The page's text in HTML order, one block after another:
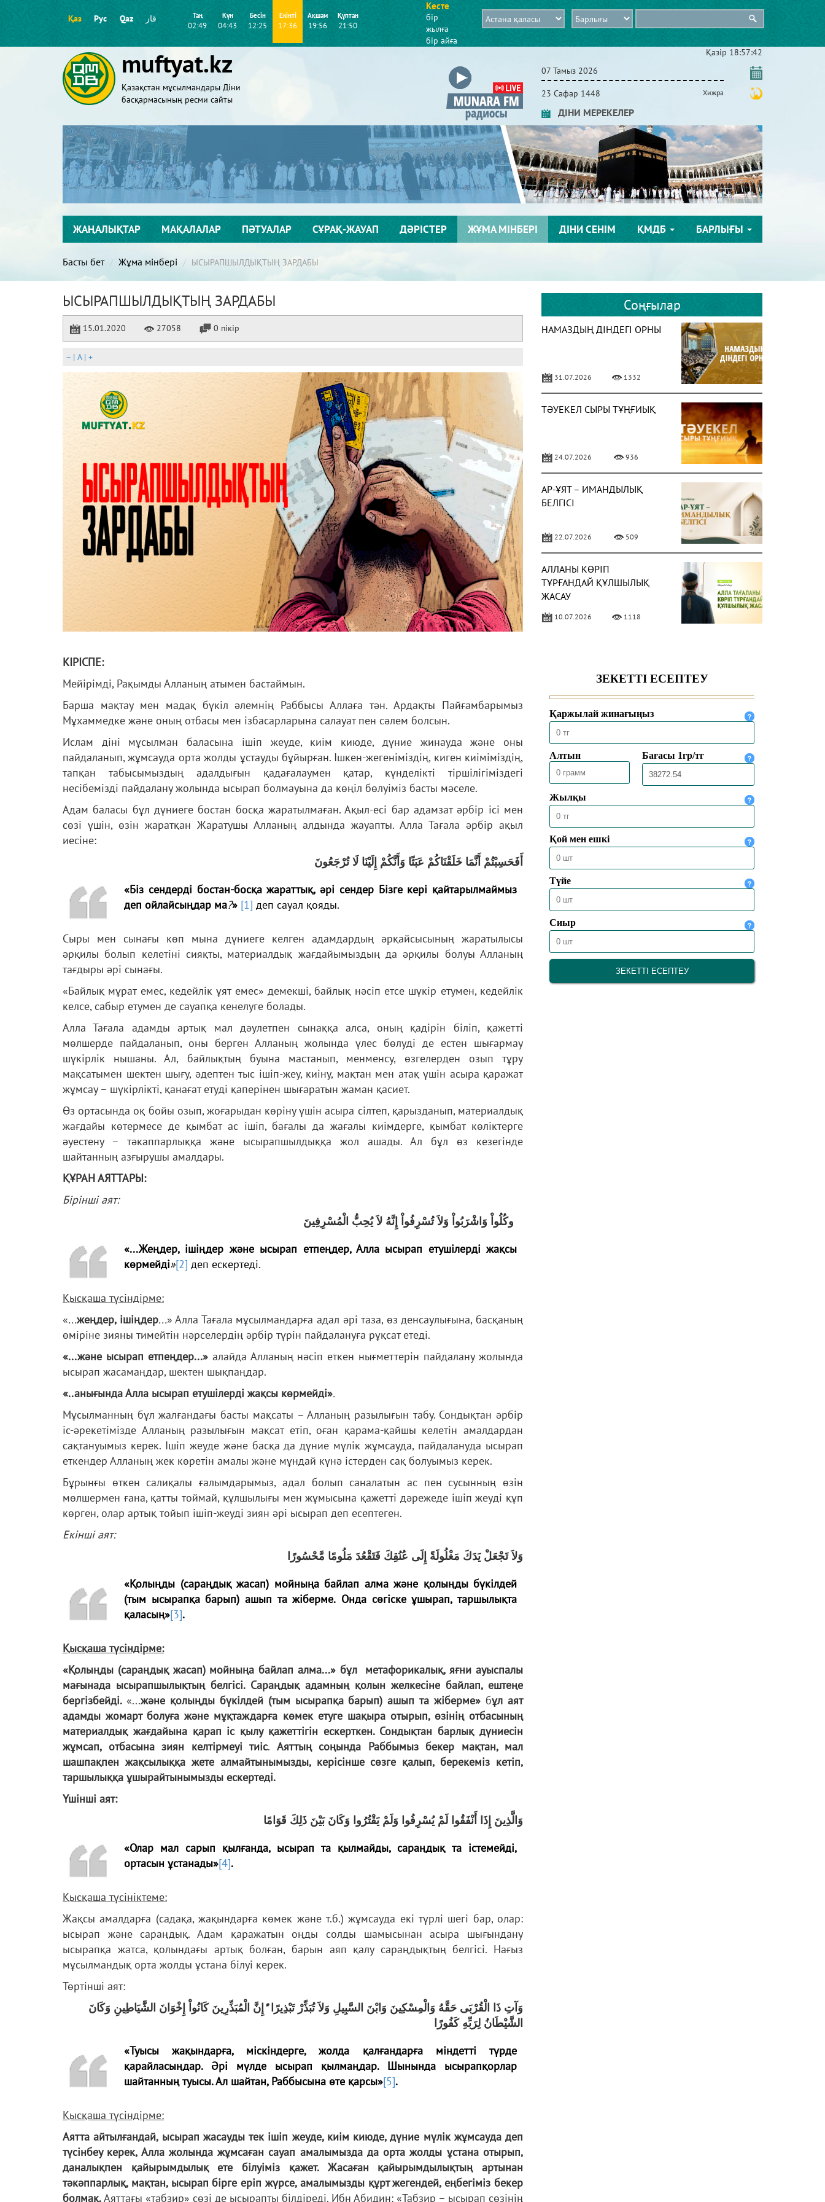
Қаз Рус Qaz قاز Таң
02:49
Күн
04:43
Бесін
12:25
Екінті
17:36
Ақшам
19:56
Құптан
21:50
Кесте
бір
жылға
бір айға
muftyat.kz
Қазақстан мұсылмандары Діни
басқармасының ресми сайты
Қазір 18:57:44
07 Тамыз 2026
23 Сафар 1448 Хижра
ДІНИ МЕРЕКЕЛЕР
ЖАҢАЛЫҚТАР МАҚАЛАЛАР ПӘТУАЛАР СҰРАҚ-ЖАУАП ДӘРІСТЕР ЖҰМА МІНБЕРІ ДІНИ СЕНІМ ҚМДБ БАРЛЫҒЫ
Басты бет Жұма мінбері ЫСЫРАПШЫЛДЫҚТЫҢ ЗАРДАБЫ
ЫСЫРАПШЫЛДЫҚТЫҢ ЗАРДАБЫ
15.01.2020 27058 0 пікір
– | A| +
КІРІСПЕ:
Мейірімді, Рақымды Алланың атымен бастаймын.
Барша мақтау мен мадақ бүкіл әлемнің Раббысы Аллаға тән. Ардақты Пайғамбарымыз
Мұхаммедке және оның отбасы мен ізбасарларына салауат пен сәлем болсын.
Ислам діні мұсылман баласына ішіп жеуде, киім киюде, дүние жинауда және оны
пайдаланып, жұмсауда орта жолды ұстауды бұйырған. Ішкен-жегеніміздің, киген киіміміздің,
тапқан табысымыздың адалдығын қадағалаумен қатар, күнделікті тіршілігіміздегі
несібемізді пайдалану жолында ысырап болмауына да көңіл бөлуіміз басты мәселе.
Адам баласы бұл дүниеге бостан босқа жаратылмаған. Ақыл-есі бар адамзат әрбір ісі мен
сөзі үшін, өзін жаратқан Жаратушы Алланың алдында жауапты. Алла Тағала әрбір ақыл
иесіне:
أَفَحَسِبْتُمْ أَنَّمَا خَلَقْنَاكُمْ عَبَثًا وَأَنَّكُمْ إِلَيْنَا لَا تُرْجَعُونَ
«Біз сендерді бостан-босқа жараттық, әрі сендер Бізге кері қайтарылмаймыз
деп ойлайсыңдар ма?» [1] деп сауал қояды.
Сыры мен сынағы көп мына дүниеге келген адамдардың әрқайсысының жаратылысы
әрқилы болып келетіні сияқты, материалдық жағдайымыздың да әрқилы болуы Алланың
тағдыры әрі сынағы.
«Байлық мұрат емес, кедейлік ұят емес» демекші, байлық нәсіп етсе шүкір етумен, кедейлік
келсе, сабыр етумен де сауапқа кенелуге болады.
Алла Тағала адамды артық мал дәулетпен сынаққа алса, оның қадірін біліп, қажетті
мөлшерде пайдаланып, оны берген Алланың жолында үлес бөлуді де естен шығармау
шүкірлік нышаны. Ал, байлықтың буына мастанып, менменсу, өзгелерден озып тұру
мақсатымен шектен шығу, әдептен тыс ішіп-жеу, киіну, мақтан мен атақ үшін асыра қаражат
жұмсау – шүкірлікті, қанағат етуді қаперінен шығаратын жаман қасиет.
Өз ортасында оқ бойы озып, жоғарыдан көріну үшін асыра сілтеп, қарызданып, материалдық
жағдайы көтермесе де қымбат ас ішіп, бағалы да жағалы киімдерге, қымбат көліктерге
әуестену – тәкаппарлыққа және ысырапшылдыққа жол ашады. Ал бұл өз кезегінде
шайтанның азғырушы амалдары.
ҚҰРАН АЯТТАРЫ:
Бірінші аят:
وكُلُواْ وَاشْرَبُواْ وَلاَ تُسْرِفُواْ إِنَّهُ لاَ يُحِبُّ الْمُسْرِفِينَ
«...Жеңдер, ішіңдер және ысырап етпеңдер, Алла ысырап етушілерді жақсы
көрмейді»[2] деп ескертеді.
Қысқаша түсіндірме:
«...жеңдер, ішіңдер...» Алла Тағала мұсылмандарға адал әрі таза, өз денсаулығына, басқаның
өміріне зияны тимейтін нәрселердің әрбір түрін пайдалануға рұқсат етеді.
«...және ысырап етпеңдер...»алайда Алланың нәсіп еткен нығметтерін пайдалану жолында
ысырап жасамаңдар, шектен шықпаңдар.
«..анығында Алла ысырап етушілерді жақсы көрмейді».
Мұсылманның бұл жалғандағы басты мақсаты – Алланың разылығын табу. Сондықтан әрбір
іс-әрекетімізде Алланың разылығын мақсат етіп, оған қарама-қайшы келетін амалдардан
сақтануымыз керек. Ішіп жеуде және басқа да дүние мүлік жұмсауда, пайдалануда ысырап
еткендер Алланың жек көретін амалы және мұндай күнә істерден сақ болуымыз керек.
Бұрынғы өткен салиқалы ғалымдарымыз, адал болып саналатын ас пен сусынның өзін
мөлшермен ғана, қатты тоймай, құлшылығы мен жұмысына қажетті дәрежеде ішіп жеуді құп
көрген, олар артық тойып ішіп-жеуді зиян әрі ысырап деп есептеген.
Екінші аят:
وَلاَ تَجْعَلْ يَدَكَ مَغْلُولَةً إِلَى عُنُقِكَ فَتَقْعُدَ مَلُومًا مَّحْسُورًا
«Қолыңды (сараңдық жасап) мойныңа байлап алма және қолыңды бүкілдей
(тым ысырапқа барып) ашып та жіберме. Онда сөгіске ұшырап, таршылықта
қаласың»[3].
Қысқаша түсіндірме:
«Қолыңды (сараңдық жасап) мойныңа байлап алма...» бұл метафорикалық, яғни ауыспалы
мағынада ысырапшылықтың белгісі. Сараңдық адамның қолын желкесіне байлап, ештеңе
бергізбейді. «...және қолыңды бүкілдей (тым ысырапқа барып) ашып та жіберме» бұл аят
адамды жомарт болуға және мұқтаждарға көмек етуге шақыра отырып, өзінің отбасының
материалдық жағдайына қарап іс қылу қажеттігін ескерткен. Сондықтан барлық дүниесін
жұмсап, отбасына зиян келтірмеуі тиіс. Аяттың соңында Раббымыз бекер мақтан, мал
шашпақпен жақсылыққа жете алмайтынымызды, керісінше сөзге қалып, берекеміз кетіп,
таршылыққа ұшырайтынымызды ескертеді.
Үшінші аят:
وَالَّذِينَ إِذَا أَنْفَقُوا لَمْ يُسْرِفُوا وَلَمْ يَقْتُرُوا وَكَانَ بَيْنَ ذَلِكَ قَوَامًا
«Олар мал сарып қылғанда, ысырап та қылмайды, сараңдық та істемейді,
ортасын ұстанады»[4].
Қысқаша түсініктеме:
Жақсы амалдарға (садақа, жақындарға көмек және т.б.) жұмсауда екі түрлі шегі бар, олар:
ысырап және сараңдық. Адам қаражатын оңды солды шамысынан асыра шығындану
ысырапқа жатса, қолындағы артық болған, барын аяп қалу сараңдықтың белгісі. Нағыз
мұсылмандық орта жолды ұстана білуі керек.
Төртінші аят:
وَآتِ ذَا الْقُرْبَى حَقَّهُ وَالْمِسْكِينَ وَابْنَ السَّبِيلِ وَلاَ تُبَذِّرْ تَبْذِيرًا*إِنَّ الْمُبَذِّرِينَ كَانُواْ إِخْوَانَ الشَّيَاطِينِ وَكَانَ
الشَّيْطَانُ لِرَبِّهِ كَفُورًا
«Туысы жақындарға, міскіндерге, жолда қалғандарға міндетті түрде
қарайласыңдар. Әрі мүлде ысырап қылмаңдар. Шынында ысырапқорлар
шайтанның туысы. Ал шайтан, Раббысына өте қарсы»[5].
Қысқаша түсіндірме:
Аятта айтылғандай, ысырап жасауды тек ішіп жеуде, киім киюде, дүние мүлік жұмсауда деп
түсінбеу керек, Алла жолында жұмсаған сауап амалымызда да орта жолды ұстана отырып,
даналықпен қайырымдылық ете білуіміз қажет. Жасаған қайырымдылықтың артынан
тәкәппарлық, мақтан, ысырап бірге еріп жүрсе, амалымызды құрт жегендей, еңбегіміз бекер
болмақ.Аяттағы «табзир» сөзі де ысырапты білдіреді. Ибн Абидин: «Табзир – ысырап сөзінің
Соңғылар
НАМАЗДЫҢ ДІНДЕГІ ОРНЫ
31.07.2026 1332
ТӘУЕКЕЛ СЫРЫ ТҰҢҒИЫҚ
24.07.2026 936
АР-ҰЯТ – ИМАНДЫЛЫҚ
БЕЛГІСІ
22.07.2026 509
АЛЛАНЫ КӨРІП
ТҰРҒАНДАЙ ҚҰЛШЫЛЫҚ
ЖАСАУ
10.07.2026 1118
03.07.2026 1023
НЕКЕ – САЛАУАТТЫ ӨМІР
ШАРТЫ
26.06.2026